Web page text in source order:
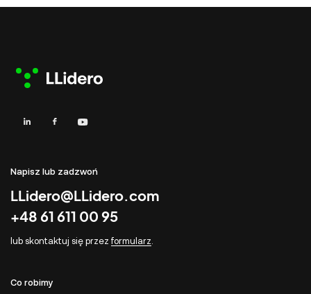
Napisz lub zadzwoń
LLidero@LLidero.com
+48 61 611 00 95
lub skontaktuj się przez formularz.
Co robimy